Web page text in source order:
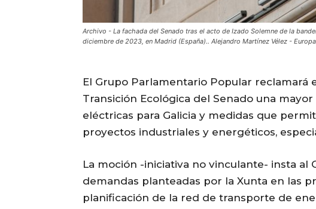
Archivo - La fachada del Senado tras el acto de Izado Solemne de la
diciembre de 2023, en Madrid (España).. Alejandro Martínez Vélez -
El Grupo Parlamentario Popular reclamará
Transición Ecológica del Senado una
eléctricas para Galicia y medidas que
proyectos industriales y energéticos,
La moción -iniciativa no vinculante- insta al
demandas planteadas por la Xunta en las
planificación de la red de transporte de